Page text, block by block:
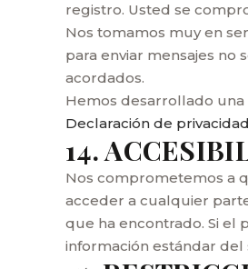
registro. Usted se
Nos tomamos muy en
para enviar mensajes
acordados.
Hemos desarrollado
Declaración de privacidad
14.
Nos comprometemos a
acceder a cualquier
que ha encontrado. Si el
información estándar